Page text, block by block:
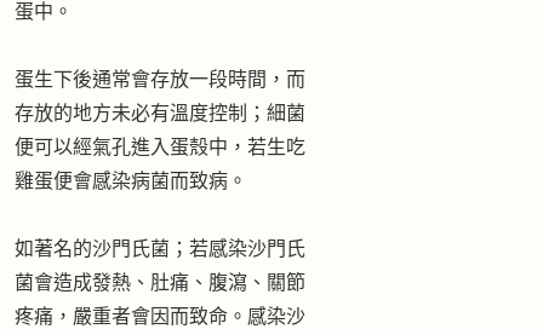
蛋中。
蛋生下後通常會存放一段時間，而
存放的地方未必有溫度控制；細菌
便可以經氣孔進入蛋殼中，若生吃
雞蛋便會感染病菌而致病。
如著名的沙門氏菌；若感染沙門氏
菌會造成發熱、肚痛、腹瀉、關節
疼痛，嚴重者會因而致命。感染沙